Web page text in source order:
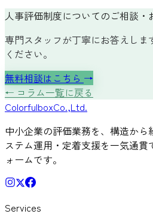
人事評価制度についてのご相談・
専門スタッフが丁寧にお答えし
ください。
無料相談はこちら →
← コラム一覧に戻る
ColorfulboxCo.,Ltd.
中小企業の評価業務を、構造か
ステム運用・定着支援を一気通貫
ォームです。
Services